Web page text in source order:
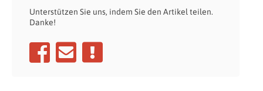
Unterstützen Sie uns, indem Sie den Artikel teilen.
Danke!